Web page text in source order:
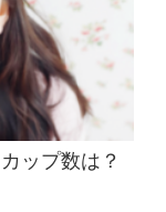
ップ数は？